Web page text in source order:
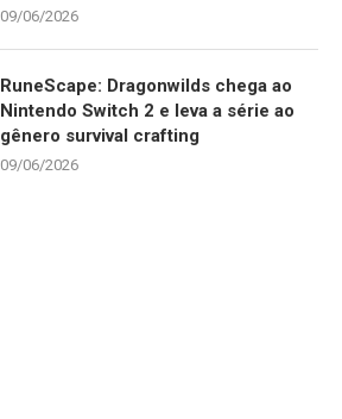
09/06/2026
RuneScape: Dragonwilds chega ao
Nintendo Switch 2 e leva a série ao
gênero survival crafting
09/06/2026